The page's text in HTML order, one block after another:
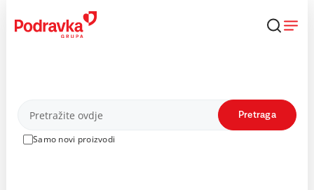
content
Proizvodi
Samo novi proizvodi
Pretraga